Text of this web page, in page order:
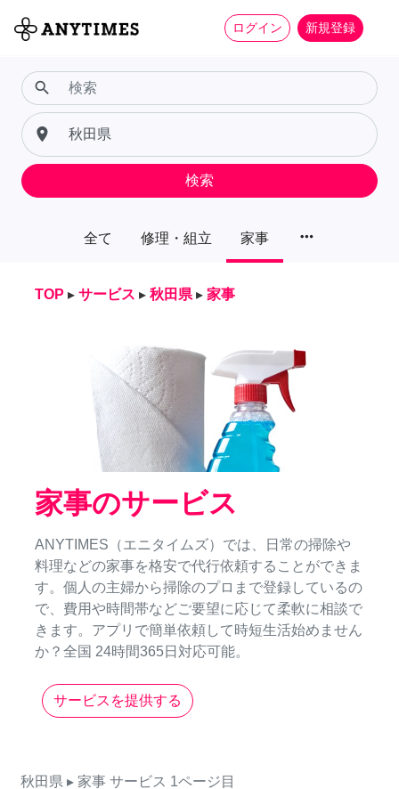
ログイン 新規登録
全て 修理・組立 家事 more_horiz
search
place
検索
TOP ▸ サービス ▸ 秋田県 ▸ 家事
家事のサービス
ANYTIMES（エニタイムズ）では、日常の掃除や
料理などの家事を格安で代行依頼することができま
す。個人の主婦から掃除のプロまで登録しているの
で、費用や時間帯などご要望に応じて柔軟に相談で
きます。アプリで簡単依頼して時短生活始めません
か？全国 24時間365日対応可能。
サービスを提供する
秋田県 ▸ 家事 サービス 1ページ目